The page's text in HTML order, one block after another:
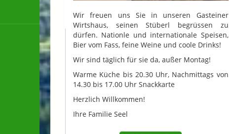
Wir freuen uns Sie in unseren Gasteiner
Wirtshaus, seinen Stüberl begrüssen zu
dürfen. Nationle und internationale Speisen,
Bier vom Fass, feine Weine und coole Drinks!
Wir sind täglich für sie da, außer Montag!
Warme Küche bis 20.30 Uhr, Nachmittags von
14.30 bis 17.00 Uhr Snackkarte
Herzlich Willkommen!
Ihre Familie Seel